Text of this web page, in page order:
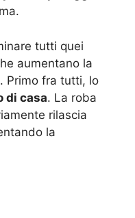
tutti quei
aumentano la
Primo fra tutti, lo
di casa. La roba
rilascia
la